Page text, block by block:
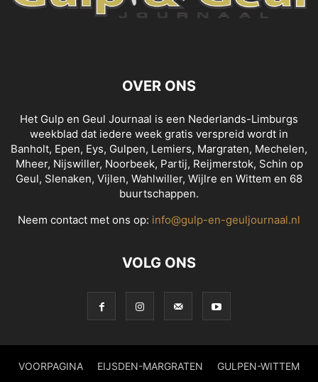
OVER ONS
Het Gulp en Geul Journaal is een Nederlands-Limburgs
weekblad dat iedere week gratis verspreid wordt in
Banholt, Epen, Eys, Gulpen, Lemiers, Margraten, Mechelen,
Mheer, Nijswiller, Noorbeek, Partij, Reijmerstok, Schin op
Geul, Slenaken, Vijlen, Wahlwiller, Wijlre en Wittem en 68
buurtschappen.
Neem contact met ons op: info@gulp-en-geuljournaal.nl
VOLG ONS
VOORPAGINA EIJSDEN-MARGRATEN GULPEN-WITTEM